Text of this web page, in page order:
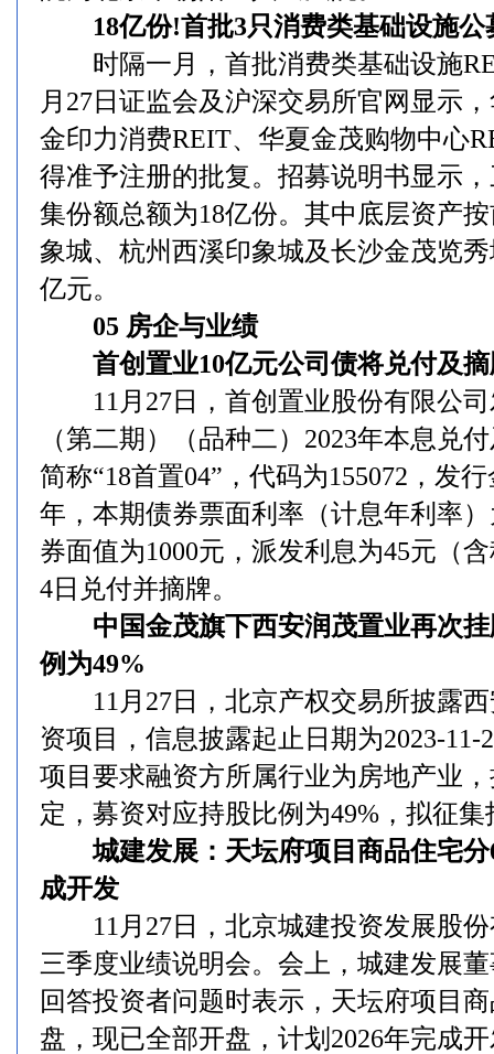
18亿份!首批3只消费类基础设施公
时隔一月，首批消费类基础设施
月27日证监会及沪深交易所官网显示
金印力消费REIT、华夏金茂购物中心
得准予注册的批复。招募说明书显示
集份额总额为18亿份。其中底层资产
象城、杭州西溪印象城及长沙金茂览
亿元。
05 房企与业绩
首创置业10亿元公司债将兑付及摘
11月27日，首创置业股份有限公司
（第二期）（品种二）2023年本息兑
简称“18首置04”，代码为155072，发
年，本期债券票面利率（计息年利率
券面值为1000元，派发利息为45元（
4日兑付并摘牌。
中国金茂旗下西安润茂置业再次挂
例为49%
11月27日，北京产权交易所披露西
资项目，信息披露起止日期为2023-11-
项目要求融资方所属行业为房地产业
定，募资对应持股比例为49%，拟征
城建发展：天坛府项目商品住宅分
成开发
11月27日，北京城建投资发展股份
三季度业绩说明会。会上，城建发展
回答投资者问题时表示，天坛府项目
盘，现已全部开盘，计划2026年完成